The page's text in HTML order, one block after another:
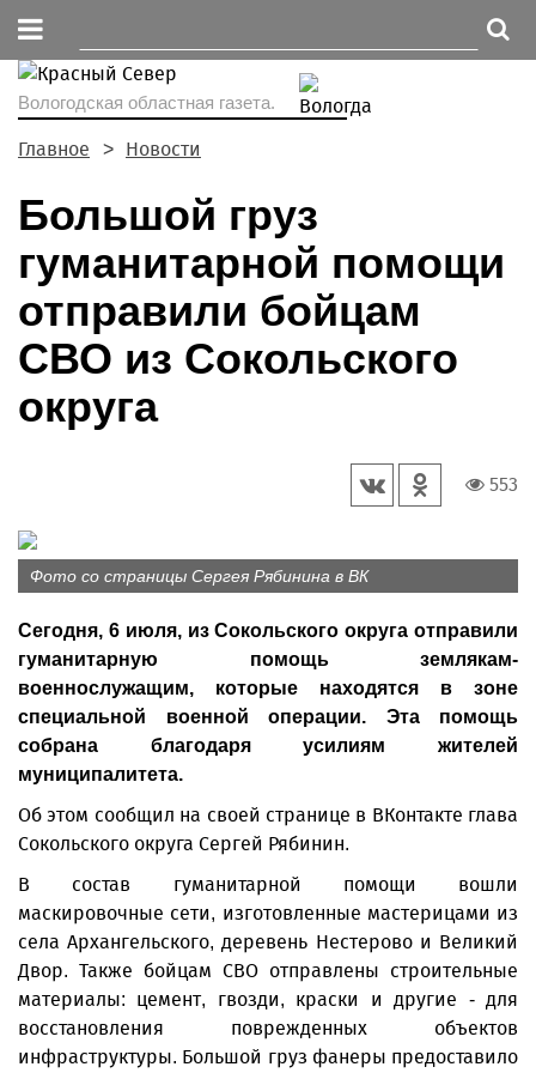
Вологодская областная газета.
Главное Новости
Большой груз
гуманитарной помощи
отправили бойцам
СВО из Сокольского
округа
553
Фото со страницы Сергея Рябинина в ВК
Сегодня, 6 июля, из Сокольского округа отправили
гуманитарную помощь землякам-
военнослужащим, которые находятся в зоне
специальной военной операции. Эта помощь
собрана благодаря усилиям жителей
муниципалитета.
Об этом сообщил на своей странице в ВКонтакте глава
Сокольского округа Сергей Рябинин.
В состав гуманитарной помощи вошли
маскировочные сети, изготовленные мастерицами из
села Архангельского, деревень Нестерово и Великий
Двор. Также бойцам СВО отправлены строительные
материалы: цемент, гвозди, краски и другие - для
восстановления поврежденных объектов
инфраструктуры. Большой груз фанеры предоставило